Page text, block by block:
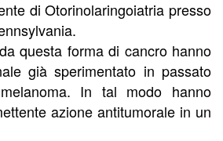
di Otorinolaringoiatria presso
questa forma di cancro hanno
già sperimentato in passato
In tal modo hanno
azione antitumorale in un